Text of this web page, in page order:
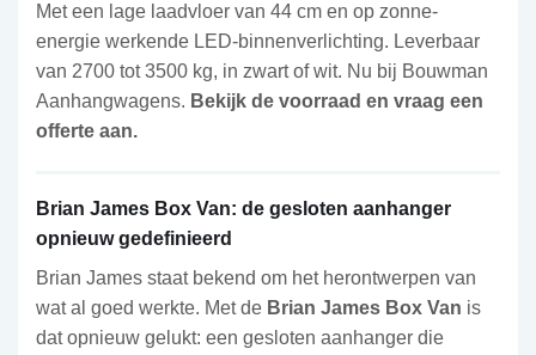
Met een lage laadvloer van 44 cm en op zonne-
energie werkende LED-binnenverlichting. Leverbaar
van 2700 tot 3500 kg, in zwart of wit. Nu bij Bouwman
Aanhangwagens. Bekijk de voorraad en vraag een
offerte aan.
Brian James Box Van: de gesloten aanhanger
opnieuw gedefinieerd
Brian James staat bekend om het herontwerpen van
wat al goed werkte. Met de Brian James Box Van is
dat opnieuw gelukt: een gesloten aanhanger die